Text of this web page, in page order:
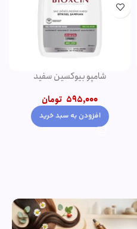
شامپو بیوکسین سفید
595,000 تومان
افزودن به سبد خرید